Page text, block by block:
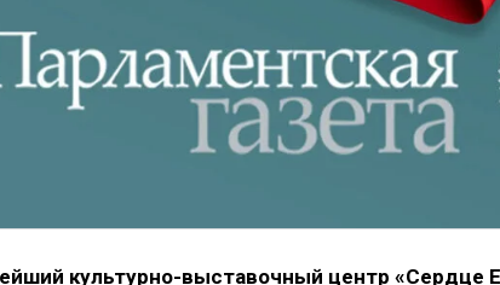
культурно-выставочный центр «Сердце